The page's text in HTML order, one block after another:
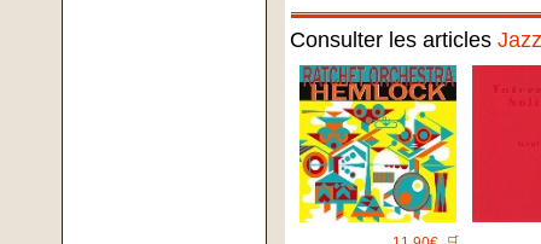
Consulter les articles